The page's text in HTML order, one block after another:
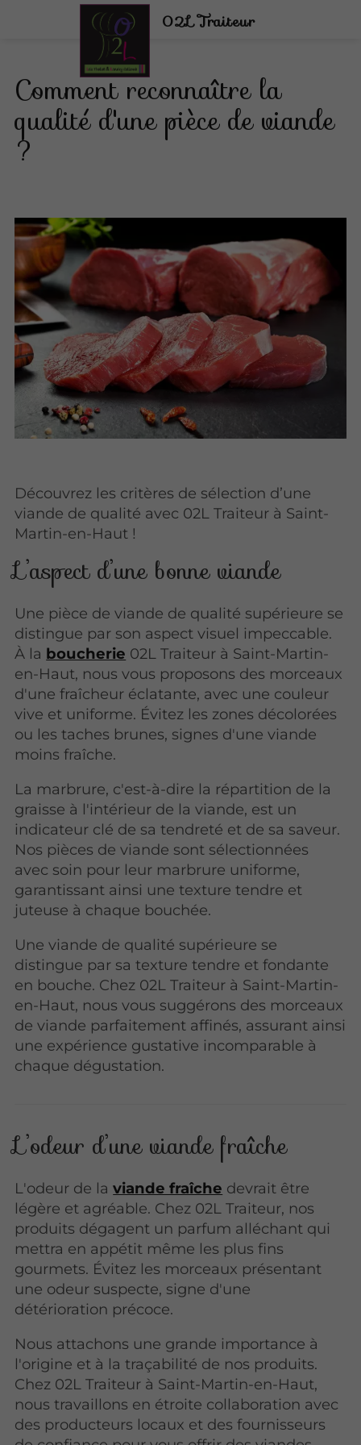
02L Traiteur
Comment reconnaître la
qualité d'une pièce de viande
?
Découvrez les critères de sélection d’une
viande de qualité avec 02L Traiteur à Saint-
Martin-en-Haut !
L’aspect d’une bonne viande
Une pièce de viande de qualité supérieure se
distingue par son aspect visuel impeccable.
À la boucherie 02L Traiteur à Saint-Martin-
en-Haut, nous vous proposons des morceaux
d'une fraîcheur éclatante, avec une couleur
vive et uniforme. Évitez les zones décolorées
ou les taches brunes, signes d'une viande
moins fraîche.
La marbrure, c'est-à-dire la répartition de la
graisse à l'intérieur de la viande, est un
indicateur clé de sa tendreté et de sa saveur.
Nos pièces de viande sont sélectionnées
avec soin pour leur marbrure uniforme,
garantissant ainsi une texture tendre et
juteuse à chaque bouchée.
Une viande de qualité supérieure se
distingue par sa texture tendre et fondante
en bouche. Chez 02L Traiteur à Saint-Martin-
en-Haut, nous vous suggérons des morceaux
de viande parfaitement affinés, assurant ainsi
une expérience gustative incomparable à
chaque dégustation.
L’odeur d’une viande fraîche
L'odeur de laviande fraîche devrait être
légère et agréable. Chez 02L Traiteur, nos
produits dégagent un parfum alléchant qui
mettra en appétit même les plus fins
gourmets. Évitez les morceaux présentant
une odeur suspecte, signe d'une
détérioration précoce.
Nous attachons une grande importance à
l'origine et à la traçabilité de nos produits.
Chez 02L Traiteur à Saint-Martin-en-Haut,
nous travaillons en étroite collaboration avec
des producteurs locaux et des fournisseurs